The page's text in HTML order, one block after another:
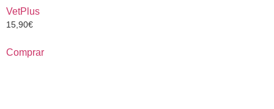
VetPlus
15,90€
Comprar